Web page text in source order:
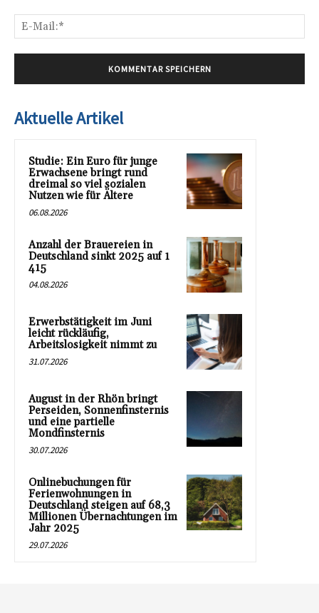
Aktuelle Artikel
Studie: Ein Euro für junge
Erwachsene bringt rund
dreimal so viel sozialen
Nutzen wie für Ältere
06.08.2026
Anzahl der Brauereien in
Deutschland sinkt 2025 auf 1
415
04.08.2026
Erwerbstätigkeit im Juni
leicht rückläufig,
Arbeitslosigkeit nimmt zu
31.07.2026
August in der Rhön bringt
Perseiden, Sonnenfinsternis
und eine partielle
Mondfinsternis
30.07.2026
Onlinebuchungen für
Ferienwohnungen in
Deutschland steigen auf 68,3
Millionen Übernachtungen im
Jahr 2025
29.07.2026